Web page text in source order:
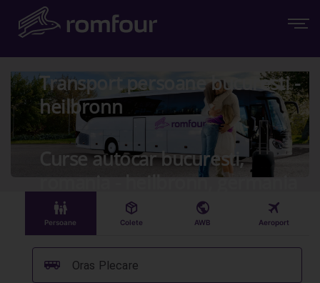
Transport persoane bucuresti -
heilbronn
Curse autocar bucuresti,
romania - heilbronn, germania
󱠣
Persoane
󰏗
Colete
󰇧
AWB
󰀝
Aeroport
Oras Plecare
󰞠